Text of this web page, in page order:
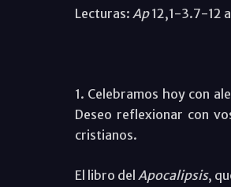
Lecturas: Ap12,1-3.7-12
1. Celebramos hoy con
Deseo reflexionar con
cristianos.
El libro del Apocalipsis,